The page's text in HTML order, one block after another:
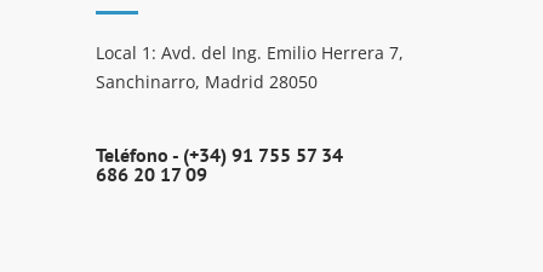
Local 1: Avd. del Ing. Emilio Herrera 7,
Sanchinarro, Madrid 28050
Teléfono - (+34) 91 755 57 34
686 20 17 09